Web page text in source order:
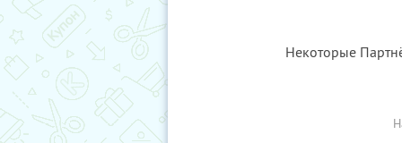
Некоторые